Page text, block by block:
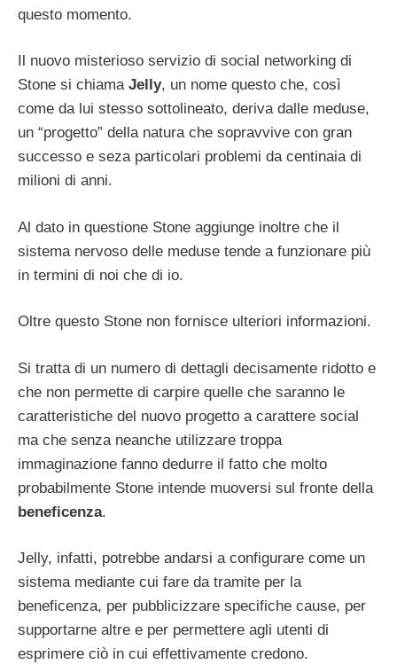
questo momento.
Il nuovo misterioso servizio di social networking di
Stone si chiama Jelly, un nome questo che, così
come da lui stesso sottolineato, deriva dalle meduse,
un “progetto” della natura che sopravvive con gran
successo e seza particolari problemi da centinaia di
milioni di anni.
Al dato in questione Stone aggiunge inoltre che il
sistema nervoso delle meduse tende a funzionare più
in termini di noi che di io.
Oltre questo Stone non fornisce ulteriori informazioni.
Si tratta di un numero di dettagli decisamente ridotto e
che non permette di carpire quelle che saranno le
caratteristiche del nuovo progetto a carattere social
ma che senza neanche utilizzare troppa
immaginazione fanno dedurre il fatto che molto
probabilmente Stone intende muoversi sul fronte della
beneficenza.
Jelly, infatti, potrebbe andarsi a configurare come un
sistema mediante cui fare da tramite per la
beneficenza, per pubblicizzare specifiche cause, per
supportarne altre e per permettere agli utenti di
esprimere ciò in cui effettivamente credono.